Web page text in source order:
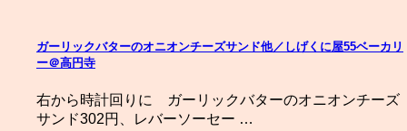
ガーリックバターのオニオンチーズサンド他／しげくに屋55ベーカリ
ー＠高円寺
右から時計回りに ガーリックバターのオニオンチーズ
サンド302円、レバーソーセー …